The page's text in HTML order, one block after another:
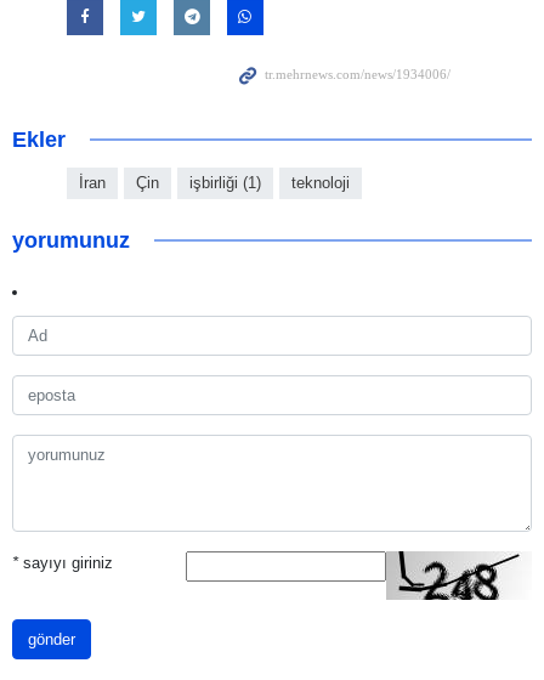
Ekler
İran Çin işbirliği (1) teknoloji
yorumunuz
*sayıyı giriniz
gönder